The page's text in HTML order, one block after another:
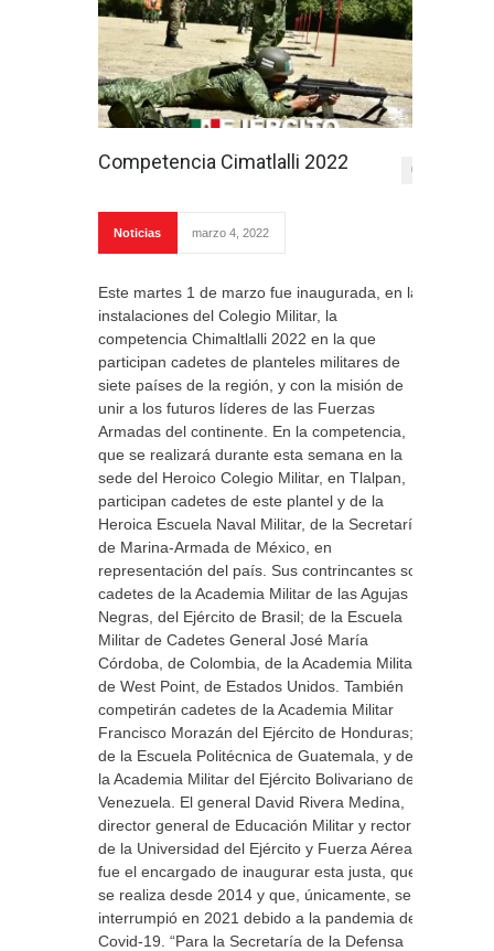
Competencia Cimatlalli 2022 0
Noticias marzo 4, 2022
Este martes 1 de marzo fue inaugurada, en las
instalaciones del Colegio Militar, la
competencia Chimaltlalli 2022 en la que
participan cadetes de planteles militares de
siete países de la región, y con la misión de
unir a los futuros líderes de las Fuerzas
Armadas del continente. En la competencia,
que se realizará durante esta semana en la
sede del Heroico Colegio Militar, en Tlalpan,
participan cadetes de este plantel y de la
Heroica Escuela Naval Militar, de la Secretaría
de Marina-Armada de México, en
representación del país. Sus contrincantes son
cadetes de la Academia Militar de las Agujas
Negras, del Ejército de Brasil; de la Escuela
Militar de Cadetes General José María
Córdoba, de Colombia, de la Academia Militar
de West Point, de Estados Unidos. También
competirán cadetes de la Academia Militar
Francisco Morazán del Ejército de Honduras;
de la Escuela Politécnica de Guatemala, y de
la Academia Militar del Ejército Bolivariano de
Venezuela. El general David Rivera Medina,
director general de Educación Militar y rector
de la Universidad del Ejército y Fuerza Aérea,
fue el encargado de inaugurar esta justa, que
se realiza desde 2014 y que, únicamente, se
interrumpió en 2021 debido a la pandemia de
Covid-19. “Para la Secretaría de la Defensa